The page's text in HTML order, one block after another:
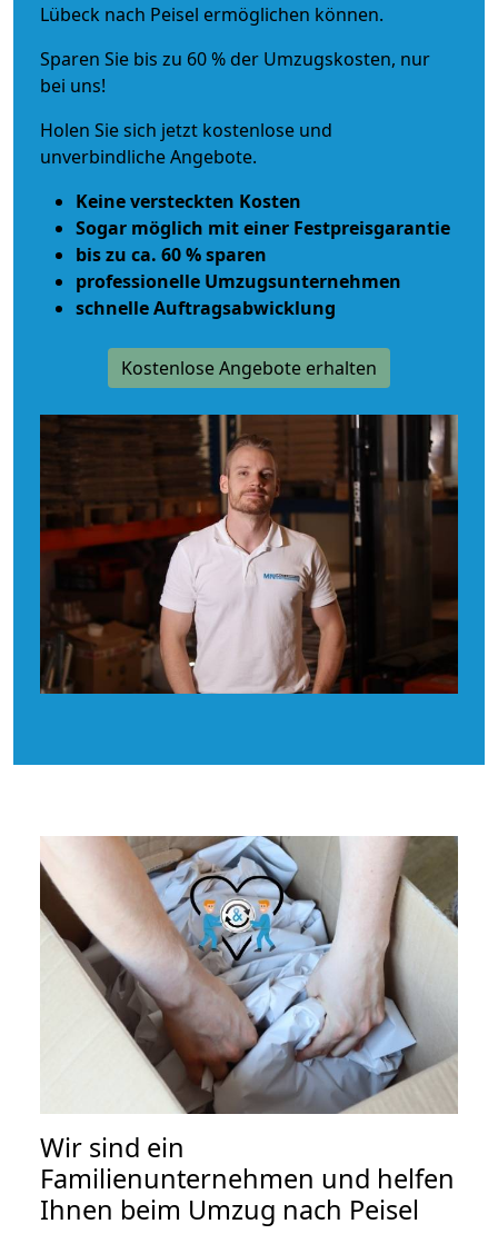
Lübeck nach Peisel ermöglichen können.
Sparen Sie bis zu 60 % der Umzugskosten, nur
bei uns!
Holen Sie sich jetzt kostenlose und
unverbindliche Angebote.
Keine versteckten Kosten
Sogar möglich mit einer Festpreisgarantie
bis zu ca. 60 % sparen
professionelle Umzugsunternehmen
schnelle Auftragsabwicklung
Kostenlose Angebote erhalten
Wir sind ein
Familienunternehmen und helfen
Ihnen beim Umzug nach Peisel